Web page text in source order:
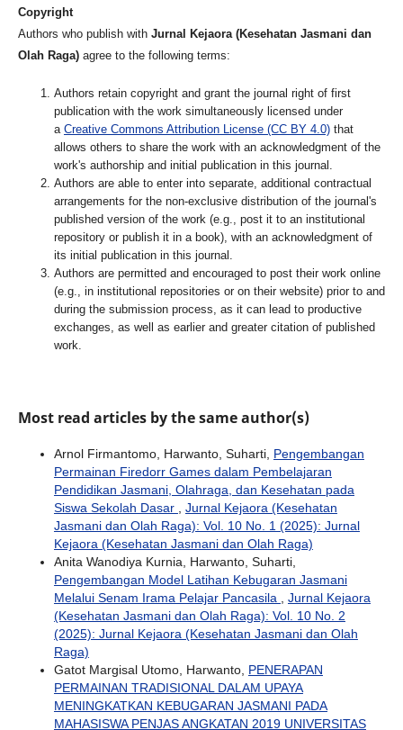
Copyright
Authors who publish with Jurnal Kejaora (Kesehatan Jasmani dan
Olah Raga)agree to the following terms:
Authors retain copyright and grant the journal right of first
publication with the work simultaneously licensed under
a Creative Commons Attribution License (CC BY 4.0)that
allows others to share the work with an acknowledgment of the
work's authorship and initial publication in this journal.
Authors are able to enter into separate, additional contractual
arrangements for the non-exclusive distribution of the journal's
published version of the work (e.g., post it to an institutional
repository or publish it in a book), with an acknowledgment of
its initial publication in this journal.
Authors are permitted and encouraged to post their work online
(e.g., in institutional repositories or on their website) prior to and
during the submission process, as it can lead to productive
exchanges, as well as earlier and greater citation of published
work.
Most read articles by the same author(s)
Arnol Firmantomo, Harwanto, Suharti, Pengembangan
Permainan Firedorr Games dalam Pembelajaran
Pendidikan Jasmani, Olahraga, dan Kesehatan pada
Siswa Sekolah Dasar , Jurnal Kejaora (Kesehatan
Jasmani dan Olah Raga): Vol. 10 No. 1 (2025): Jurnal
Kejaora (Kesehatan Jasmani dan Olah Raga)
Anita Wanodiya Kurnia, Harwanto, Suharti,
Pengembangan Model Latihan Kebugaran Jasmani
Melalui Senam Irama Pelajar Pancasila , Jurnal Kejaora
(Kesehatan Jasmani dan Olah Raga): Vol. 10 No. 2
(2025): Jurnal Kejaora (Kesehatan Jasmani dan Olah
Raga)
Gatot Margisal Utomo, Harwanto, PENERAPAN
PERMAINAN TRADISIONAL DALAM UPAYA
MENINGKATKAN KEBUGARAN JASMANI PADA
MAHASISWA PENJAS ANGKATAN 2019 UNIVERSITAS